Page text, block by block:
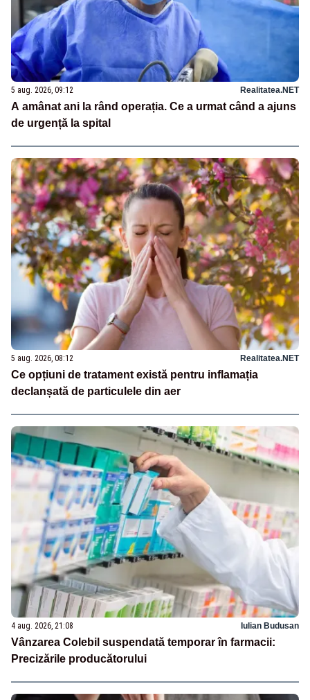
5 aug. 2026, 09:12 Realitatea.NET
A amânat ani la rând operația. Ce a urmat când a ajuns
de urgență la spital
5 aug. 2026, 08:12 Realitatea.NET
Ce opțiuni de tratament există pentru inflamația
declanșată de particulele din aer
4 aug. 2026, 21:08 Iulian Budusan
Vânzarea Colebil suspendată temporar în farmacii:
Precizările producătorului